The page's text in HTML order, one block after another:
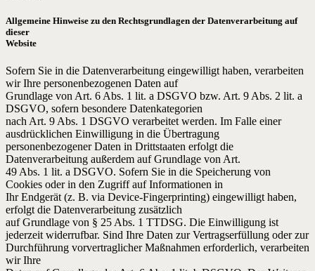
Allgemeine Hinweise zu den Rechtsgrundlagen der Datenverarbeitung auf
dieser
Website
Sofern Sie in die Datenverarbeitung eingewilligt haben, verarbeiten
wir Ihre personenbezogenen Daten auf
Grundlage von Art. 6 Abs. 1 lit. a DSGVO bzw. Art. 9 Abs. 2 lit. a
DSGVO, sofern besondere Datenkategorien
nach Art. 9 Abs. 1 DSGVO verarbeitet werden. Im Falle einer
ausdrücklichen Einwilligung in die Übertragung
personenbezogener Daten in Drittstaaten erfolgt die
Datenverarbeitung außerdem auf Grundlage von Art.
49 Abs. 1 lit. a DSGVO. Sofern Sie in die Speicherung von
Cookies oder in den Zugriff auf Informationen in
Ihr Endgerät (z. B. via Device-Fingerprinting) eingewilligt haben,
erfolgt die Datenverarbeitung zusätzlich
auf Grundlage von § 25 Abs. 1 TTDSG. Die Einwilligung ist
jederzeit widerrufbar. Sind Ihre Daten zur Vertragserfüllung oder zur
Durchführung vorvertraglicher Maßnahmen erforderlich, verarbeiten
wir Ihre